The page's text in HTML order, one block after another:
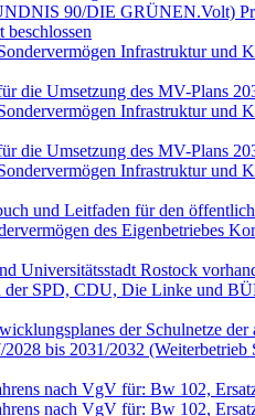
90/DIE GRÜNEN.Volt)
Infrastruktur
die Umsetzung des MV-Plans
Infrastruktur
die Umsetzung des MV-Plans
Infrastruktur
und Leitfaden für den
des Eigenbetriebes
Universitätsstadt Rostock
der SPD, CDU, Die Linke und
der Schulnetze
bis 2031/2032
nach VgV für: Bw 102,
nach VgV für: Bw 102,